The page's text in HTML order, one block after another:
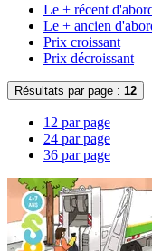
Le + récent
Le + ancien
Prix croissant
Prix décroissant
Résultats par page : 12
12 par page
24 par page
36 par page